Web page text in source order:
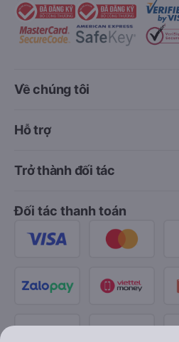
Về chúng tôi
Hỗ trợ
Trở thành đối tác
Đối tác thanh toán